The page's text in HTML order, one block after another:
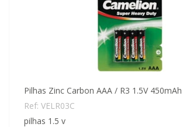
Pilhas Zinc Carbon AAA / R3 1.5V
Ref: VELR03C
pilhas 1.5 v